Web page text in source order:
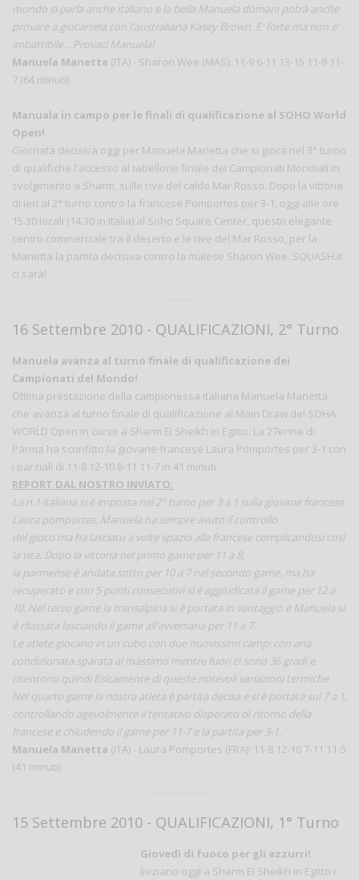
mondo si parla anche italiano e la bella Manuela domani potrà anche
provare a giocarsela con l'australiana Kasey Brown. E' forte ma non e'
imbattibile... Provaci Manuela!
Manuela Manetta (ITA) - Sharon Wee (MAS): 11-9 6-11 13-15 11-9 11-
7 (64 minuti)
Manuala in campo per le finali di qualificazione al SOHO World
Open!
Giornata decisiva oggi per Manuela Manetta che si gioca nel 3° turno
di qualifiche l'accesso al tabellone finale dei Campionati Mondiali in
svolgimento a Sharm, sulle rive del caldo Mar Rosso. Dopo la vittoria
di ieri al 2° turno contro la francese Pomportes per 3-1, oggi alle ore
15.30 locali (14.30 in Italia) al Soho Square Center, questo elegante
centro commerciale tra il deserto e le rive del Mar Rosso, per la
Manetta la partita decisiva contro la malese Sharon Wee. SQUASH.it
ci sarà!
16 Settembre 2010 - QUALIFICAZIONI, 2° Turno
Manuela avanza al turno finale di qualificazione dei
Campionati del Mondo!
Ottima prestazione della campionessa italiana Manuela Manetta
che avanza al turno finale di qualificazione al Main Draw del SOHA
WORLD Open in corso a Sharm El Sheikh in Egitto. La 27enne di
Parma ha sconfitto la giovane francese Laura Pomportes per 3-1 con
i parziali di 11-8 12-10 8-11 11-7 in 41 minuti.
REPORT DAL NOSTRO INVIATO:
La n.1 italiana si è imposta nel 2° turno per 3 a 1 sulla giovane francese
Laura pomportes. Manuela ha sempre avuto il controllo
del gioco ma ha lasciato a volte spazio alla francese complicandosi così
la vita. Dopo la vittoria nel primo game per 11 a 8,
la parmense è andata sotto per 10 a 7 nel secondo game, ma ha
recuperato e con 5 punti consecutivi si è aggiudicata il game per 12 a
10. Nel terzo game la transalpina si è portata in vantaggio e Manuela si
è rilassata lasciando il game all'avversaria per 11 a 7.
Le atlete giocano in un cubo con due nuovissimi campi con aria
condizionata sparata al massimo mentre fuori ci sono 36 gradi e
risentono quindi fisicamente di queste notevoli variazioni termiche.
Nel quarto game la nostra atleta è partita decisa e si è portata sul 7 a 1,
controllando agevolmente il tentativo disperato di ritorno della
francese e chiudendo il game per 11-7 e la partita per 3-1.
Manuela Manetta (ITA) - Laura Pomportes (FRA): 11-8 12-10 7-11 11-5
(41 minuti)
15 Settembre 2010 - QUALIFICAZIONI, 1° Turno
Giovedì di fuoco per gli azzurri!
Iniziano oggi a Sharm El Sheikh in Egitto i